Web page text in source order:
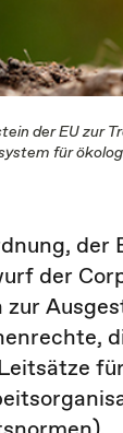
der EU
für
der
zur